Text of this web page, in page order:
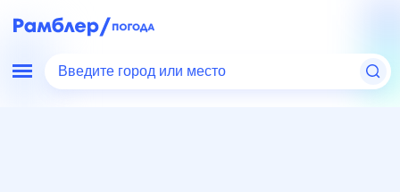
Введите город или место